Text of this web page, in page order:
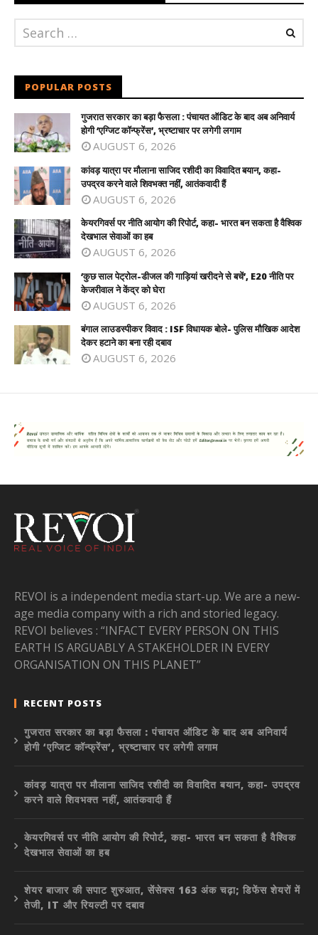
POPULAR POSTS
गुजरात सरकार का बड़ा फैसला : पंचायत ऑडिट के बाद अब अनिवार्य
होगी ‘एग्जिट कॉन्फ्रेंस’, भ्रष्टाचार पर लगेगी लगाम
AUGUST 6, 2026
कांवड़ यात्रा पर मौलाना साजिद रशीदी का विवादित बयान, कहा-
उपद्रव करने वाले शिवभक्त नहीं, आतंकवादी हैं
AUGUST 6, 2026
केयरगिवर्स पर नीति आयोग की रिपोर्ट, कहा- भारत बन सकता है वैश्विक
देखभाल सेवाओं का हब
AUGUST 6, 2026
‘कुछ साल पेट्रोल-डीजल की गाड़ियां खरीदने से बचें’, E20 नीति पर
केजरीवाल ने केंद्र को घेरा
AUGUST 6, 2026
बंगाल लाउडस्पीकर विवाद : ISF विधायक बोले- पुलिस मौखिक आदेश
देकर हटाने का बना रही दबाव
AUGUST 6, 2026
REVOI is a independent media start-up. We are a new-
age media company with a rich and storied legacy.
REVOI believes : “INFACT EVERY PERSON ON THIS
EARTH IS ARGUABLY A STAKEHOLDER IN EVERY
ORGANISATION ON THIS PLANET”
RECENT POSTS
गुजरात सरकार का बड़ा फैसला : पंचायत ऑडिट के बाद अब अनिवार्य
होगी ‘एग्जिट कॉन्फ्रेंस’, भ्रष्टाचार पर लगेगी लगाम
कांवड़ यात्रा पर मौलाना साजिद रशीदी का विवादित बयान, कहा- उपद्रव
करने वाले शिवभक्त नहीं, आतंकवादी हैं
केयरगिवर्स पर नीति आयोग की रिपोर्ट, कहा- भारत बन सकता है वैश्विक
देखभाल सेवाओं का हब
शेयर बाजार की सपाट शुरुआत, सेंसेक्स 163 अंक चढ़ा; डिफेंस शेयरों में
तेजी, IT और रियल्टी पर दबाव